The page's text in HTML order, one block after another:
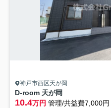
神戸市西区天が岡
D-room 天が岡
10.4万円 管理/共益費7,000円